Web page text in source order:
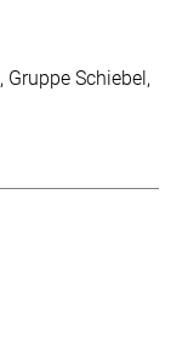
Gruppe Schiebel